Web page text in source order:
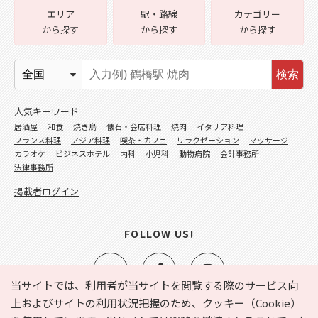
当サイトでは、利用者が当サイトを閲覧する際のサービス向
上およびサイトの利用状況把握のため、クッキー（Cookie）
エリア
から探す
駅・路線
から探す
カテゴリー
から探す
検索
人気キーワード
居酒屋 和食 焼き鳥 懐石・会席料理 焼肉
イタリア料理
フランス料理
アジア料理 喫茶・カフェ リラクゼーション
マッサージ
カラオケ
ビジネスホテル 内科 小児科 動物病院
会計事務所
法律事務所
掲載者ログイン
FOLLOW US!